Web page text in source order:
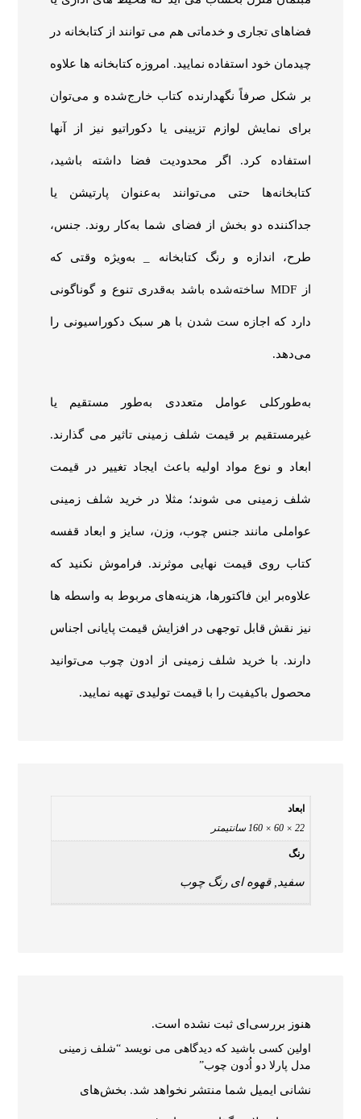
فضاهای تجاری و خدماتی هم می توانند از کتابخانه در
چیدمان خود استفاده نمایید. امروزه کتابخانه ها علاوه
بر شکل صرفاً نگهدارنده کتاب خارج‌شده و می‌توان
برای نمایش لوازم تزیینی یا دکوراتیو نیز از آنها
استفاده کرد. اگر محدودیت فضا داشته باشید،
کتابخانه‌ها حتی می‌توانند به‌عنوان پارتیشن یا
جداکننده دو بخش از فضای شما به‌کار روند. جنس،
طرح، اندازه و رنگ کتابخانه _ به‌ویژه وقتی که
از MDF ساخته‌شده باشد به‌قدری تنوع و گوناگونی
دارد که اجازه ست شدن با هر سبک دکوراسیونی را
می‌دهد.
به‌طورکلی عوامل متعددی به‌طور مستقیم یا
غیرمستقیم بر قیمت شلف زمینی تاثیر می گذارند.
ابعاد و نوع مواد اولیه باعث ایجاد تغییر در قیمت
شلف زمینی می شوند؛ مثلا در خرید شلف زمینی
عواملی مانند جنس چوب، وزن، سایز و ابعاد قفسه
کتاب روی قیمت نهایی موثرند. فراموش نکنید که
علاوه‌بر این فاکتورها، هزینه‌های مربوط به واسطه ها
نیز نقش قابل توجهی در افزایش قیمت پایانی اجناس
دارند. با خرید شلف زمینی از ادون چوب می‌توانید
محصول باکیفیت را با قیمت تولیدی تهیه نمایید.
ابعاد
22 × 60 × 160 سانتیمتر
رنگ
سفید, قهوه ای رنگ چوب
هنوز بررسی‌ای ثبت نشده است.
اولین کسی باشید که دیدگاهی می نویسد “شلف زمینی
مدل پارلا دو اُدون چوب”
نشانی ایمیل شما منتشر نخواهد شد. بخش‌های